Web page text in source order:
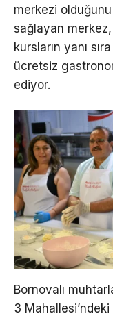
merkezi
sağlayan
kursların yanı
ücretsiz
ediyor.
Bornovalı
3